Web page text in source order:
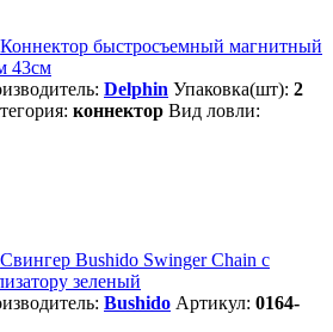
Коннектор быстросъемный магнитный
43см
Delphin Упаковка(шт): 2
коннектор Вид ловли:
Свингер Bushido Swinger Chain с
зеленый
Bushido Артикул: 0164-